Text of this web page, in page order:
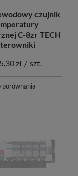
czujnik
C-8zr TECH
zł / szt.
porównania